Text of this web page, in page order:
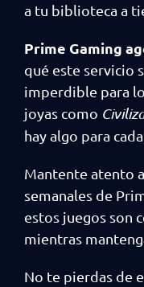
a tu biblioteca a
Prime Gaming
qué este servicio
imperdible para
joyas como
hay algo para
Mantente atento
semanales de
estos juegos son
mientras
No te pierdas de